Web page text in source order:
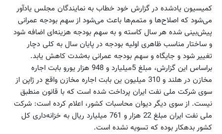
کمیسیون یادشده در گزارش خود خطاب به نمایندگان مجلس یادآور
می‌شود که اصلاح‌ها و متمم‌ها باعث می‌شود از سهم بودجه عمرانی
پیش‌بینی شده هر سال کاسته و به سهم بودجه هزینه‌ای اضافه شود
و ساختار مناسب ظاهری اولیه بودجه در پایان سال به کلی دچار
تغییر ‌شود و جایگاه و سهم بودجه عمرانی به‌شدت کاهش یابد.
براساس این گزارش، مبلغ 5میلیارد و 948 هزار یورو بابت اجاره
مخازن در هلند و 310 میلیون ین بابت اجاره مخازن واقع در ژاپن از
سوی شرکت ملی نفت ایران پرداخت شده است که با قانون منطبق
نیست. از سوی دیگر دیوان محاسبات کشور، اعلام کرده است: شرکت
ملی نفت ایران مبلغ 22 هزار و 761 میلیارد ریال به خزانه‌داری کل
کشور بدهکار بوده که تسویه نشده است.